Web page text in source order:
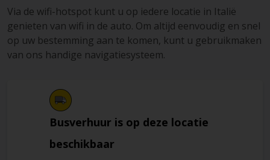
Via de wifi-hotspot kunt u op iedere locatie in Italië
genieten van wifi in de auto. Om altijd eenvoudig en snel
op uw bestemming aan te komen, kunt u gebruikmaken
van ons handige navigatiesysteem.
Busverhuur is op deze locatie
beschikbaar